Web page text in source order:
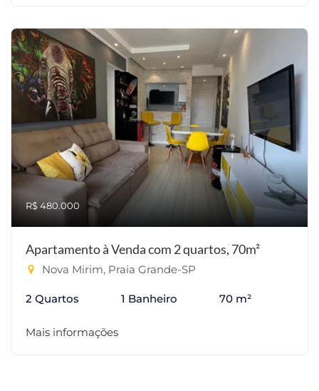
R$ 480.000
Apartamento à Venda com 2 quartos, 70m²
Nova Mirim, Praia Grande-SP
2 Quartos 1 Banheiro 70 m²
Mais informações